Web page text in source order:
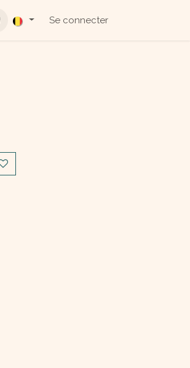
Se connecter